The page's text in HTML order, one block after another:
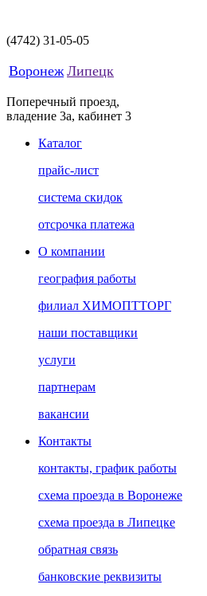
(4742) 31-05-05
Воронеж Липецк
Поперечный проезд,
владение 3а, кабинет 3
Каталог
прайс-лист
система скидок
отсрочка платежа
О компании
география работы
филиал ХИМОПТТОРГ
наши поставщики
услуги
партнерам
вакансии
Контакты
контакты, график работы
схема проезда в Воронеже
схема проезда в Липецке
обратная связь
банковские реквизиты